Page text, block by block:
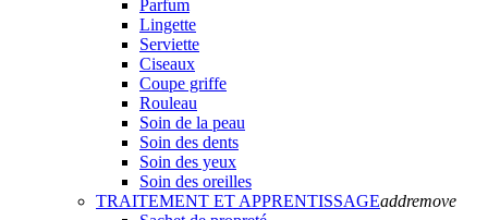
Parfum
Lingette
Serviette
Ciseaux
Coupe griffe
Rouleau
Soin de la peau
Soin des dents
Soin des yeux
Soin des oreilles
TRAITEMENT ET APPRENTISSAGEaddremove